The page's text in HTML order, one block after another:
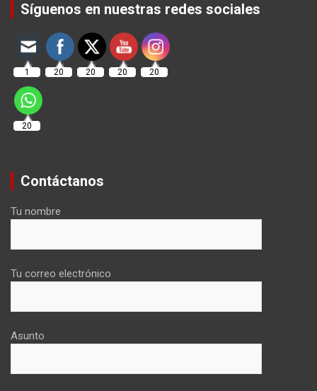
Síguenos en nuestras redes sociales
1 20 20 20 20
20
Contáctanos
Tu nombre
Tu correo electrónico
Asunto